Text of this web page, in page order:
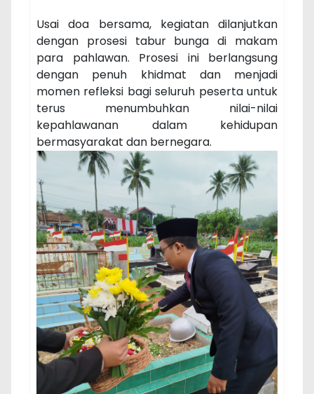
Usai doa bersama, kegiatan dilanjutkan
dengan prosesi tabur bunga di makam
para pahlawan. Prosesi ini berlangsung
dengan penuh khidmat dan menjadi
momen refleksi bagi seluruh peserta untuk
terus menumbuhkan nilai-nilai
kepahlawanan dalam kehidupan
bermasyarakat dan bernegara.